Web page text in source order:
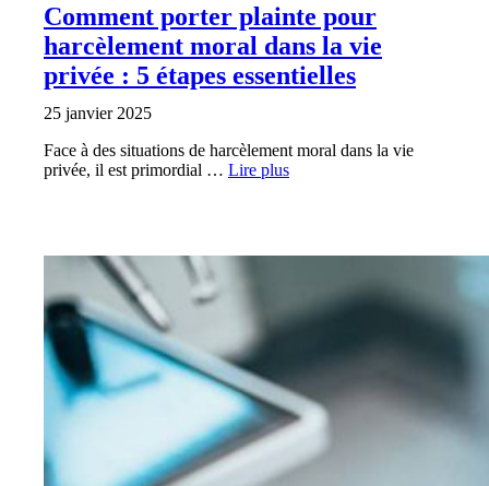
Comment porter plainte pour
harcèlement moral dans la vie
privée : 5 étapes essentielles
25 janvier 2025
Face à des situations de harcèlement moral dans la vie
privée, il est primordial … Lire plus